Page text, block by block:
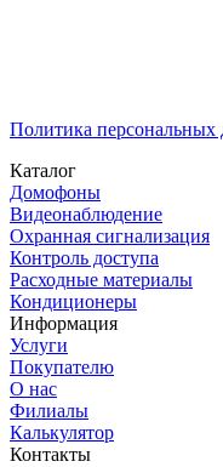
Политика персональных
Каталог
Домофоны
Видеонаблюдение
Охранная сигнализация
Контроль доступа
Расходные материалы
Кондиционеры
Информация
Услуги
Покупателю
О нас
Филиалы
Калькулятор
Контакты